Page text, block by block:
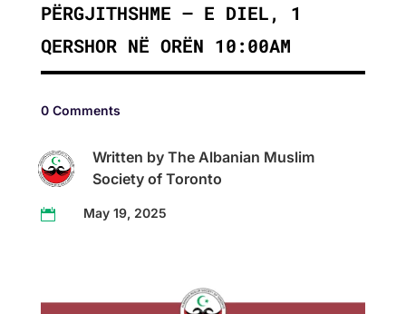
PËRGJITHSHME – E DIEL, 1
QERSHOR NË ORËN 10:00AM
0 Comments
Written by The Albanian Muslim
Society of Toronto
 May 19, 2025